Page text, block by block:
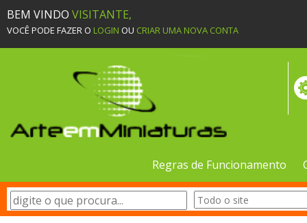
BEM VINDO VISITANTE,
VOCÊ PODE FAZER O LOGIN OU CRIAR UMA NOVA CONTA
Regras de Funcionamento